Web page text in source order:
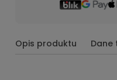
Opis produktu Dane